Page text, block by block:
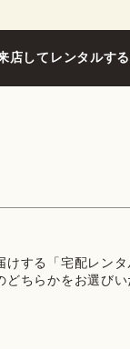
店してレンタルす
けする「宅配レン
ちらかをお選びい